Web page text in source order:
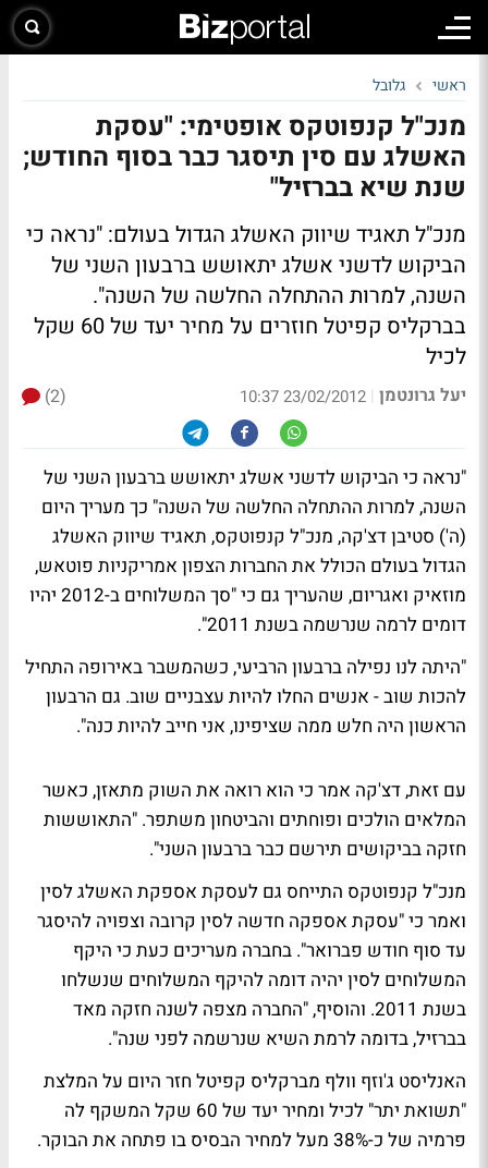
ראשי גלובל
מנכ"ל קנפוטקס אופטימי: "עסקת
האשלג עם סין תיסגר כבר בסוף החודש;
שנת שיא בברזיל"
מנכ"ל תאגיד שיווק האשלג הגדול בעולם: "נראה כי
הביקוש לדשני אשלג יתאושש ברבעון השני של
השנה, למרות ההתחלה החלשה של השנה".
בברקליס קפיטל חוזרים על מחיר יעד של 60 שקל
לכיל
יעל גרונטמן |
23/02/2012 10:37
(2)
"נראה כי הביקוש לדשני אשלג יתאושש ברבעון השני של
השנה, למרות ההתחלה החלשה של השנה" כך מעריך היום
(ה') סטיבן דצ'קה, מנכ"ל קנפוטקס, תאגיד שיווק האשלג
הגדול בעולם הכולל את החברות הצפון אמריקניות פוטאש,
מוזאיק ואגריום, שהעריך גם כי "סך המשלוחים ב-2012 יהיו
דומים לרמה שנרשמה בשנת 2011".
"היתה לנו נפילה ברבעון הרביעי, כשהמשבר באירופה התחיל
להכות שוב - אנשים החלו להיות עצבניים שוב. גם הרבעון
הראשון היה חלש ממה שציפינו, אני חייב להיות כנה".
עם זאת, דצ'קה אמר כי הוא רואה את השוק מתאזן, כאשר
המלאים הולכים ופוחתים והביטחון משתפר. "התאוששות
חזקה בביקושים תירשם כבר ברבעון השני".
מנכ"ל קנפוטקס התייחס גם לעסקת אספקת האשלג לסין
ואמר כי "עסקת אספקה חדשה לסין קרובה וצפויה להיסגר
עד סוף חודש פברואר". בחברה מעריכים כעת כי היקף
המשלוחים לסין יהיה דומה להיקף המשלוחים שנשלחו
בשנת 2011. והוסיף, "החברה מצפה לשנה חזקה מאד
בברזיל, בדומה לרמת השיא שנרשמה לפני שנה".
האנליסט ג'וזף וולף מברקליס קפיטל חזר היום על המלצת
"תשואת יתר" לכיל ומחיר יעד של 60 שקל המשקף לה
פרמיה של כ-38% מעל למחיר הבסיס בו פתחה את הבוקר.